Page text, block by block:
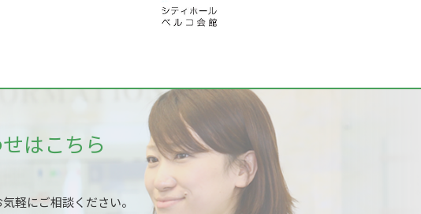
はこちら
軽にご相談ください。